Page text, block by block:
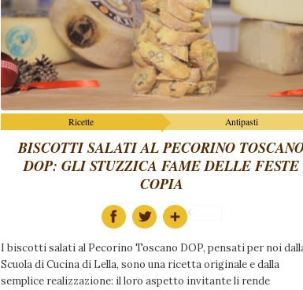
Ricette Antipasti
BISCOTTI SALATI AL PECORINO
DOP: GLI STUZZICA FAME DELLE FESTE
COPIA
I biscotti salati al Pecorino Toscano DOP, pensati per noi
Scuola di Cucina di Lella, sono una ricetta originale e dalla
semplice realizzazione: il loro aspetto invitante li rende